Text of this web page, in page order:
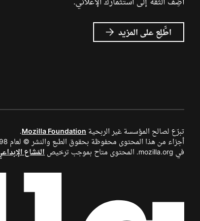
اطَّلِع على المزيد عن
إعلانات
تبرّع لصالح المؤسسة غير الربحية Mozilla Foundation
.
في mozilla.org. المحتوى متاح بموجب ترخيص
المَشاع الإبداعي